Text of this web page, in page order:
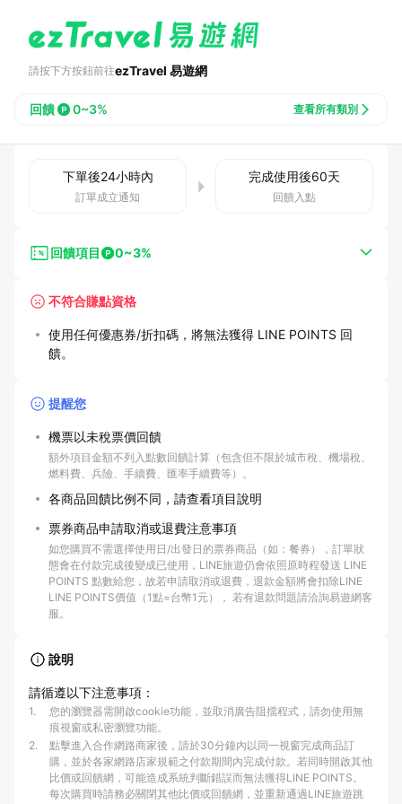
請按下方按鈕前往ezTravel 易遊網
回饋 0~3% 查看所有類別
下單後24小時內
訂單成立通知
完成使用後60天
回饋入點
回饋項目 0~3%
不符合賺點資格
使用任何優惠券/折扣碼，將無法獲得 LINE POINTS 回
饋。
提醒您
機票以未稅票價回饋
額外項目金額不列入點數回饋計算（包含但不限於城市稅、機場稅、
燃料費、兵險、手續費、匯率手續費等）。
各商品回饋比例不同，請查看項目說明
票券商品申請取消或退費注意事項
如您購買不需選擇使用日/出發日的票券商品（如：餐券），訂單狀
態會在付款完成後變成已使用，LINE旅遊仍會依照原時程發送 LINE
POINTS 點數給您，故若申請取消或退費，退款金額將會扣除LINE
LINE POINTS價值（1點=台幣1元）， 若有退款問題請洽詢易遊網客
服。
說明
請循遵以下注意事項：
1.
您的瀏覽器需開啟cookie功能，並取消廣告阻擋程式，請勿使用無
痕視窗或私密瀏覽功能。
2.
點擊進入合作網路商家後，請於30分鐘內以同一視窗完成商品訂
購，並於各家網路店家規範之付款期間內完成付款。若同時開啟其他
比價或回饋網，可能造成系統判斷錯誤而無法獲得LINE POINTS。
每次購買時請務必關閉其他比價或回饋網，並重新通過LINE旅遊跳